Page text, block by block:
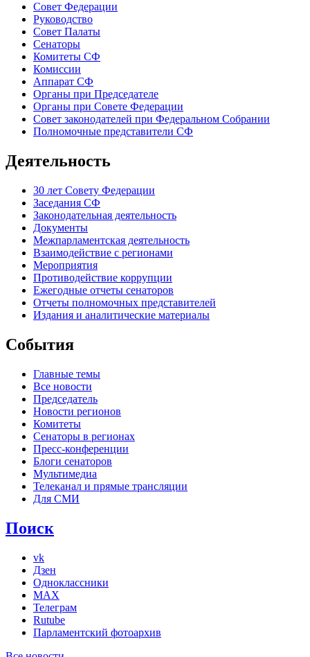
Совет Федерации
Руководство
Совет Палаты
Сенаторы
Комитеты СФ
Комиссии
Аппарат СФ
Органы при Председателе
Органы при Совете Федерации
Совет законодателей при Федеральном Собрании
Полномочные представители СФ
Деятельность
30 лет Совету Федерации
Заседания СФ
Законодательная деятельность
Документы
Межпарламентская деятельность
Взаимодействие с регионами
Мероприятия
Противодействие коррупции
Ежегодные отчеты сенаторов
Отчеты полномочных представителей
Издания и аналитические материалы
События
Главные темы
Все новости
Председатель
Новости регионов
Комитеты
Сенаторы в регионах
Пресс-конференции
Блоги сенаторов
Мультимедиа
Телеканал и прямые трансляции
Для СМИ
Поиск
vk
Дзен
Одноклассники
MAX
Телеграм
Rutube
Парламентский фотоархив